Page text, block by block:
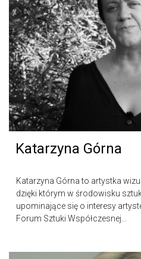
Katarzyna Górna
Katarzyna Górna to artystka
dzięki którym w środowisku
upominające się o interesy
Forum Sztuki Współczesnej...